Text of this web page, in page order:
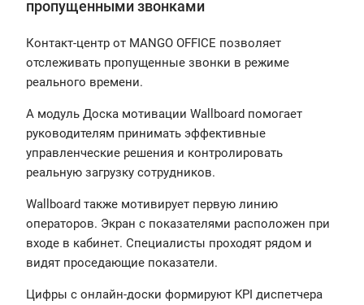
пропущенными звонками
Контакт-центр от MANGO OFFICE позволяет
отслеживать пропущенные звонки в режиме
реального времени.
А модуль Доска мотивации Wallboard помогает
руководителям принимать эффективные
управленческие решения и контролировать
реальную загрузку сотрудников.
Wallboard также мотивирует первую линию
операторов. Экран с показателями расположен при
входе в кабинет. Специалисты проходят рядом и
видят проседающие показатели.
Цифры с онлайн-доски формируют KPI диспетчера